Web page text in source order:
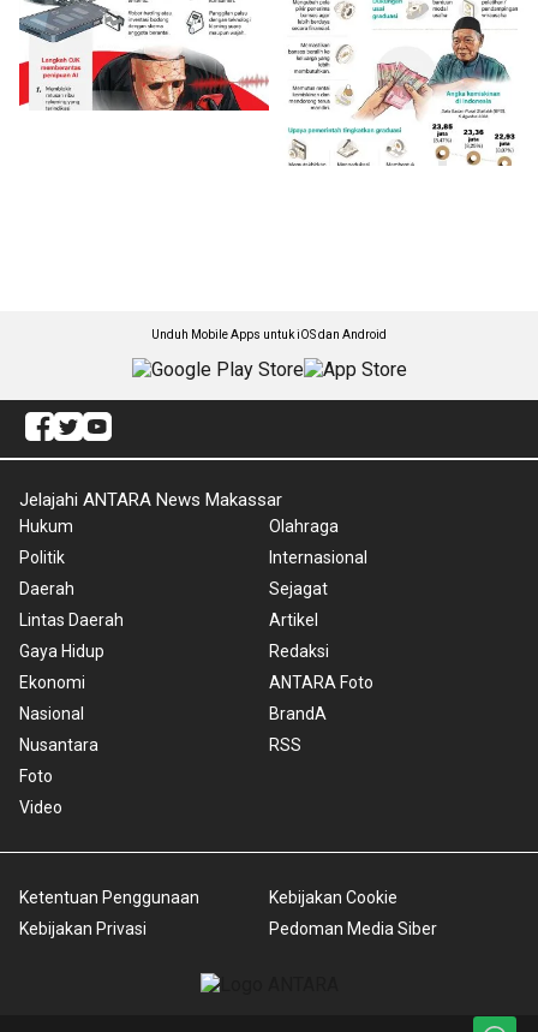
Unduh Mobile Apps untuk iOS dan Android
Jelajahi ANTARA News Makassar
Hukum
Politik
Daerah
Lintas Daerah
Gaya Hidup
Ekonomi
Nasional
Nusantara
Foto
Video
Olahraga
Internasional
Sejagat
Artikel
Redaksi
ANTARA Foto
BrandA
RSS
Ketentuan Penggunaan
Kebijakan Privasi
Kebijakan Cookie
Pedoman Media Siber